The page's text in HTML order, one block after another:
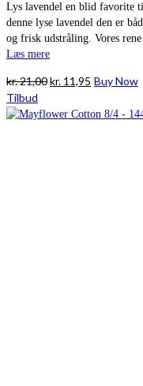
Lys lavendel en blid favorite
denne lyse lavendel den er
og frisk udstråling. Vores
Læs mere
kr.21,00Den
pris
kr. 11,95 Den
pris
Buy Now
Tilbud